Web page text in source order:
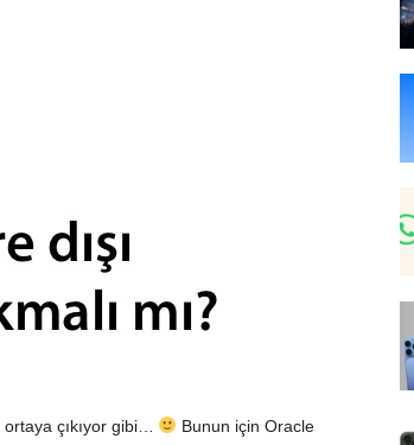
ortaya çıkıyor gibi…
Bunun için Oracle